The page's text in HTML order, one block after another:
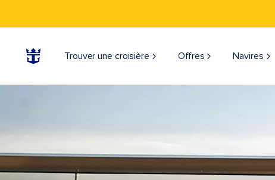
Trouver une croisière Offres Navires